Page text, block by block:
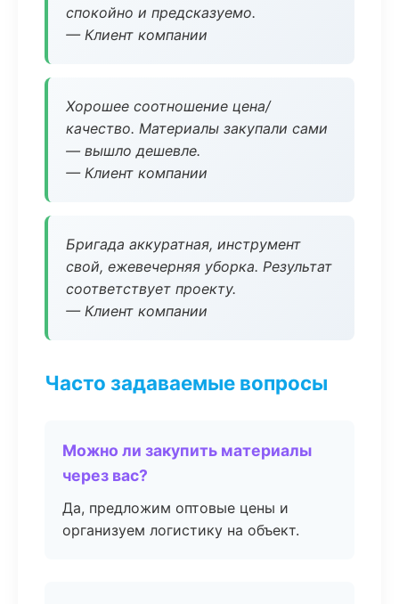
спокойно и предсказуемо.
— Клиент компании
Хорошее соотношение цена/
качество. Материалы закупали сами
— вышло дешевле.
— Клиент компании
Бригада аккуратная, инструмент
свой, ежевечерняя уборка. Результат
соответствует проекту.
— Клиент компании
Часто задаваемые вопросы
Можно ли закупить материалы
через вас?
Да, предложим оптовые цены и
организуем логистику на объект.